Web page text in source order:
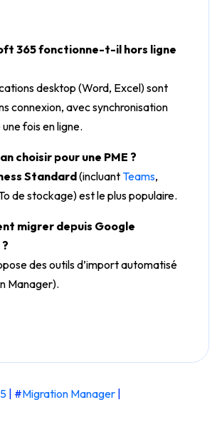
365 fonctionne-t-il hors ligne
desktop (Word, Excel) sont
connexion, avec synchronisation
fois en ligne.
choisir pour une PME ?
Standard(incluant Teams,
de stockage) est le plus populaire.
migrer depuis Google
des outils d’import automatisé
Manager).
| #Migration Manager|